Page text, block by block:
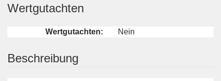
Wertgutachten
Wertgutachten: Nein
Beschreibung